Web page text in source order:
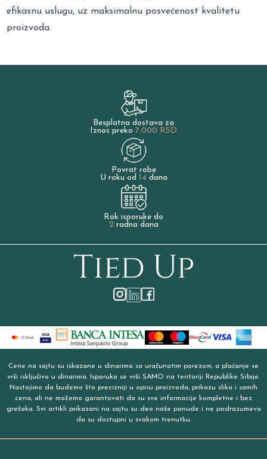
efikasnu uslugu, uz maksimalnu posvećenost kvalitetu
proizvoda.
Besplatna dostava za
Iznos preko 7.000 RSD
Povrat robe
U roku od 14dana
Rok isporuke do
2radna dana
Cene na sajtu su iskazane u dinarima sa uračunatim porezom, a plaćanje se
vrši isključivo u dinarima. Isporuka se vrši SAMO na teritoriji Republike Srbije.
Nastojimo da budemo što precizniji u opisu proizvoda, prikazu slika i samih
cena, ali ne možemo garantovati da su sve informacije kompletne i bez
grešaka. Svi artikli prikazani na sajtu su deo naše ponude i ne podrazumeva
da su dostupni u svakom trenutku.